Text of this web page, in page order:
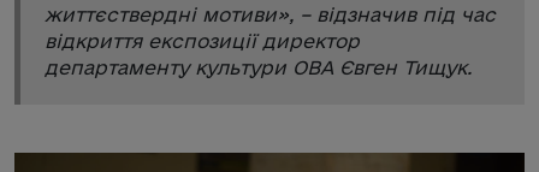
життєствердні мотиви», – відзначив під час
відкриття експозиції директор
департаменту культури ОВА Євген Тищук.